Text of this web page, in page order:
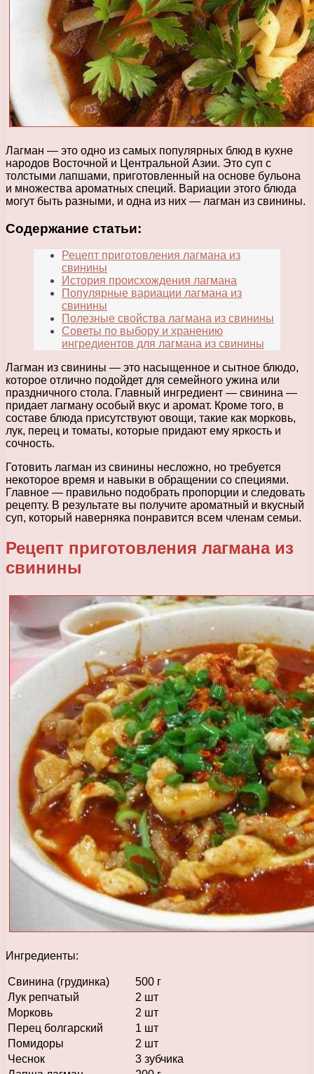
Лагман — это одно из самых популярных блюд в кухне
народов Восточной и Центральной Азии. Это суп с
толстыми лапшами, приготовленный на основе бульона
и множества ароматных специй. Вариации этого блюда
могут быть разными, и одна из них — лагман из свинины.
Содержание статьи:
Рецепт приготовления лагмана из
свинины
История происхождения лагмана
Популярные вариации лагмана из
свинины
Полезные свойства лагмана из свинины
Советы по выбору и хранению
ингредиентов для лагмана из свинины
Лагман из свинины — это насыщенное и сытное блюдо,
которое отлично подойдет для семейного ужина или
праздничного стола. Главный ингредиент — свинина —
придает лагману особый вкус и аромат. Кроме того, в
составе блюда присутствуют овощи, такие как морковь,
лук, перец и томаты, которые придают ему яркость и
сочность.
Готовить лагман из свинины несложно, но требуется
некоторое время и навыки в обращении со специями.
Главное — правильно подобрать пропорции и следовать
рецепту. В результате вы получите ароматный и вкусный
суп, который наверняка понравится всем членам семьи.
Рецепт приготовления лагмана из
свинины
Ингредиенты:
Свинина (грудинка)
500 г
Лук репчатый
2 шт
Морковь
2 шт
Перец болгарский
1 шт
Помидоры
2 шт
Чеснок
3 зубчика